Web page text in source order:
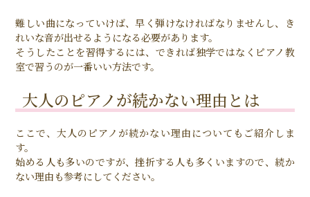
難しい曲になっていけば、早く弾けなければなりませんし、き
れいな音が出せるようになる必要があります。
そうしたことを習得するには、できれば独学ではなくピアノ教
室で習うのが一番いい方法です。
大人のピアノが続かない理由とは
ここで、大人のピアノが続かない理由についてもご紹介しま
す。
始める人も多いのですが、挫折する人も多くいますので、続か
ない理由も参考にしてください。